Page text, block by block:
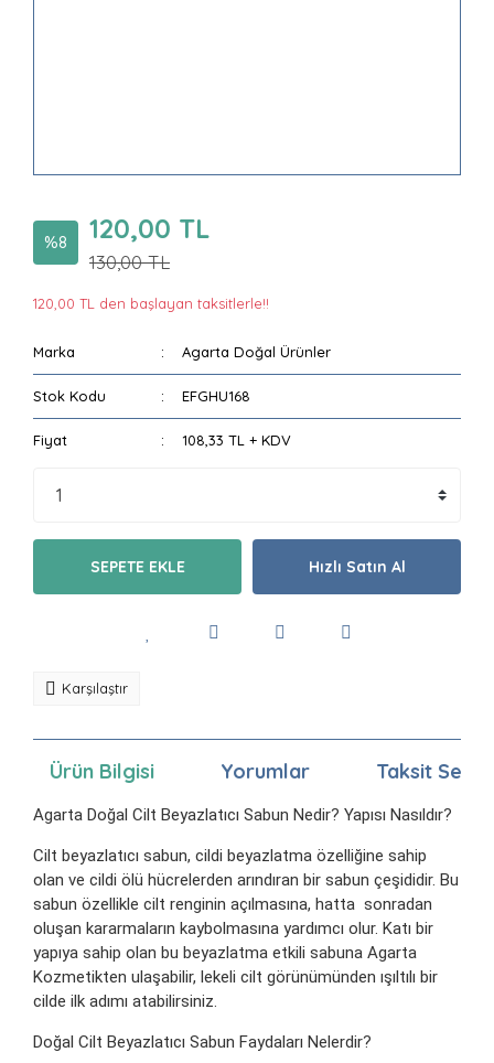
%8 120,00 TL
130,00 TL
120,00 TL den başlayan taksitlerle!!
Marka Agarta Doğal Ürünler
Stok Kodu EFGHU168
Fiyat 108,33 TL + KDV
SEPETE EKLE Hızlı Satın Al
Karşılaştır
Ürün Bilgisi Yorumlar Taksit
Agarta Doğal Cilt Beyazlatıcı Sabun Nedir? Yapısı Nasıldır?
Cilt beyazlatıcı sabun, cildi beyazlatma özelliğine sahip
olan ve cildi ölü hücrelerden arındıran bir sabun çeşididir. Bu
sabun özellikle cilt renginin açılmasına, hatta sonradan
oluşan kararmaların kaybolmasına yardımcı olur. Katı bir
yapıya sahip olan bu beyazlatma etkili sabuna Agarta
Kozmetikten ulaşabilir, lekeli cilt görünümünden ışıltılı bir
cilde ilk adımı atabilirsiniz.
Doğal Cilt Beyazlatıcı Sabun Faydaları Nelerdir?